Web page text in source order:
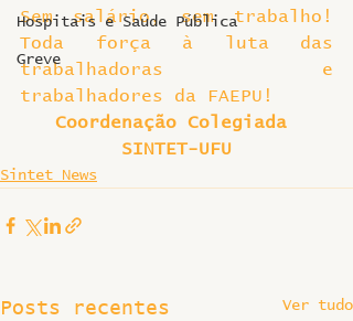
Hospitais e Saúde Pública
Greve
Sem salário, sem trabalho!
Toda força à luta das
trabalhadoras e
trabalhadores da FAEPU!
Coordenação Colegiada
SINTET-UFU
Sintet News
Posts recentes Ver tudo